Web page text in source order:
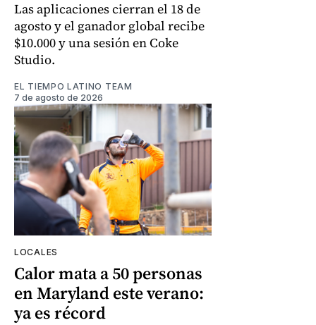
Las aplicaciones cierran el 18 de
agosto y el ganador global recibe
$10.000 y una sesión en Coke
Studio.
EL TIEMPO LATINO TEAM
7 de agosto de 2026
LOCALES
Calor mata a 50 personas
en Maryland este verano:
ya es récord